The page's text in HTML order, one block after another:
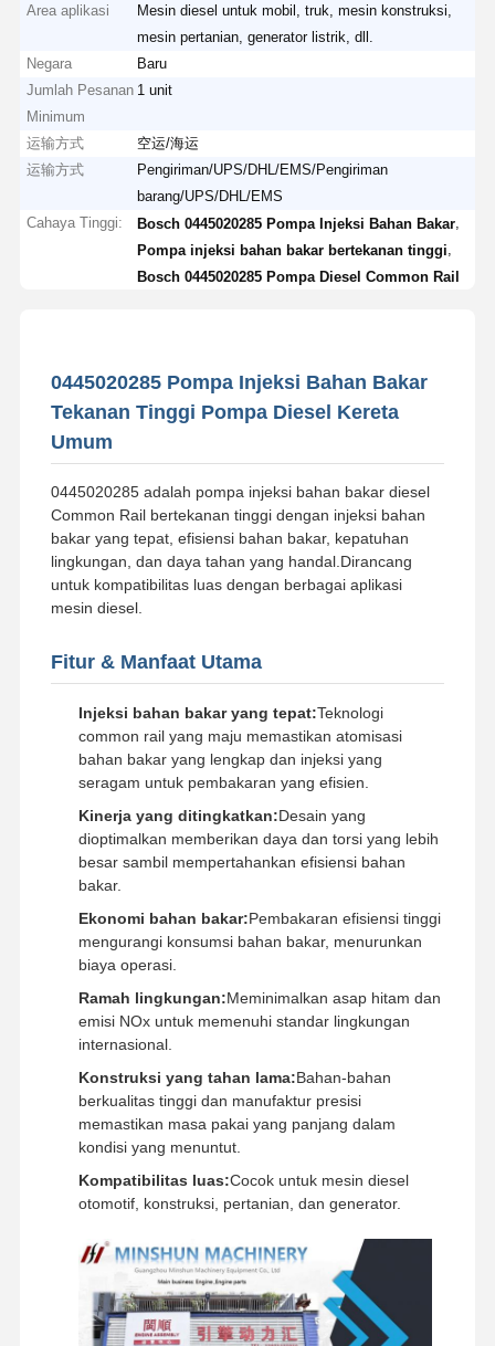
Produk
Pertunjukan
VR
Area aplikasi
Mesin diesel untuk mobil, truk, mesin konstruksi,
mesin pertanian, generator listrik, dll.
Negara
Baru
Jumlah Pesanan
Minimum
1 unit
运输方式
空运/海运
运输方式
Pengiriman/UPS/DHL/EMS/Pengiriman
barang/UPS/DHL/EMS
Cahaya Tinggi:
Bosch 0445020285 Pompa Injeksi Bahan Bakar
Pompa injeksi bahan bakar bertekanan tinggi
Bosch 0445020285 Pompa Diesel Common Rail
0445020285 Pompa Injeksi Bahan Bakar
Tekanan Tinggi Pompa Diesel Kereta
Umum
0445020285 adalah pompa injeksi bahan bakar diesel
Common Rail bertekanan tinggi dengan injeksi bahan
bakar yang tepat, efisiensi bahan bakar, kepatuhan
lingkungan, dan daya tahan yang handal.Dirancang
untuk kompatibilitas luas dengan berbagai aplikasi
mesin diesel.
Fitur & Manfaat Utama
Injeksi bahan bakar yang tepat:Teknologi
common rail yang maju memastikan atomisasi
bahan bakar yang lengkap dan injeksi yang
seragam untuk pembakaran yang efisien.
Kinerja yang ditingkatkan:Desain yang
dioptimalkan memberikan daya dan torsi yang lebih
besar sambil mempertahankan efisiensi bahan
bakar.
Ekonomi bahan bakar:Pembakaran efisiensi tinggi
mengurangi konsumsi bahan bakar, menurunkan
biaya operasi.
Ramah lingkungan:Meminimalkan asap hitam dan
emisi NOx untuk memenuhi standar lingkungan
internasional.
Konstruksi yang tahan lama:Bahan-bahan
berkualitas tinggi dan manufaktur presisi
memastikan masa pakai yang panjang dalam
kondisi yang menuntut.
Kompatibilitas luas:Cocok untuk mesin diesel
otomotif, konstruksi, pertanian, dan generator.